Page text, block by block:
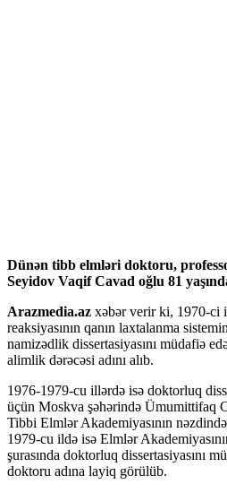
Hacklink panel
Hacklink panel
Hacklink panel
Hacklink panel
Hacklink panel
Hacklink panel
Hacklink Panel
Dünən tibb elmləri doktoru,
Seyidov Vaqif Cavad oğlu 81
Arazmedia.az xəbər verir ki, 1970-ci
reaksiyasının qanın laxtalanma
namizədlik dissertasiyasını müdafiə
alimlik dərəcəsi adını alıb.
1976-1979-cu illərdə isə doktorluq
üçün Moskva şəhərində Ümumittifaq
Tibbi Elmlər Akademiyasının
1979-cu ildə isə Elmlər
şurasında doktorluq dissertasiyasını
doktoru adına layiq görülüb.